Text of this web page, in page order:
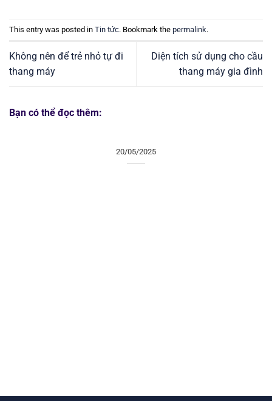
This entry was posted in Tin tức. Bookmark the permalink.
Không nên để trẻ nhỏ tự đi
thang máy
Diện tích sử dụng cho cầu
thang máy gia đình
Bạn có thể đọc thêm:
20/05/2025